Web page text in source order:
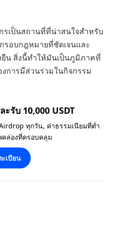
เป็นสถานที่ที่น่าสนใจสำหรับ
อบกฎหมายที่ชัดเจนและ
น สิ่งนี้ทำให้มันเป็นภูมิภาคที่
การมีส่วนร่วมในกิจกรรม
ะรับ 10,000 USDT
ทุกวัน, ค่าธรรมเนียมที่ต่ำ
ล่องที่ครอบคลุม
เบียน